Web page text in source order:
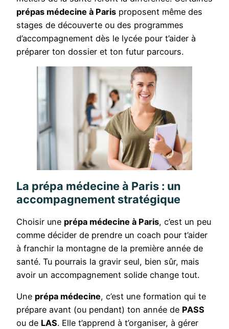
prépas médecine à Paris proposent même des
stages de découverte ou des programmes
d’accompagnement dès le lycée pour t’aider à
préparer ton dossier et ton futur parcours.
La prépa médecine à Paris : un
accompagnement stratégique
Choisir une prépa médecine à Paris, c’est un peu
comme décider de prendre un coach pour t’aider
à franchir la montagne de la première année de
santé. Tu pourrais la gravir seul, bien sûr, mais
avoir un accompagnement solide change tout.
Une prépa médecine, c’est une formation qui te
prépare avant (ou pendant) ton année de PASS
ou de LAS. Elle t’apprend à t’organiser, à gérer